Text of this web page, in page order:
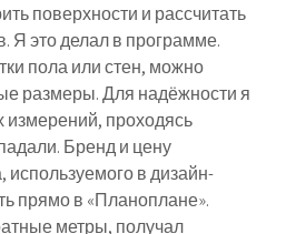
поверхности и рассчитать
Я это делал в программе.
пола или стен, можно
размеры. Для надёжности я
измерений, проходясь
Бренд и цену
используемого в дизайн-
прямо в «Планоплане».
метры, получал